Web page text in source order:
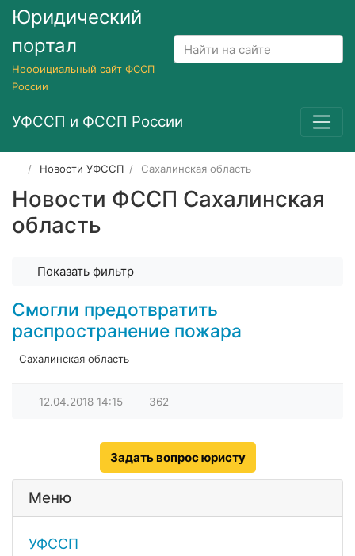
Юридический
портал
Неофициальный сайт ФССП
России
УФССП и ФССП России
Новости УФССП Сахалинская область
Новости ФССП Сахалинская
область
Показать фильтр
Смогли предотвратить
распространение пожара
Сахалинская область
12.04.2018 14:15 362
Задать вопрос юристу
Меню
УФССП